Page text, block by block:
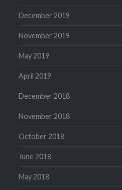
December 2019
November 2019
May 2019
April 2019
December 2018
November 2018
October 2018
June 2018
May 2018